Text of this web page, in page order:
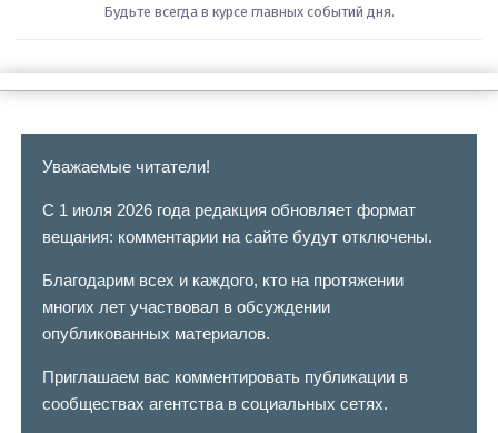
Будьте всегда в курсе главных событий дня.
Уважаемые читатели!
С 1 июля 2026 года редакция обновляет формат
вещания: комментарии на сайте будут отключены.
Благодарим всех и каждого, кто на протяжении
многих лет участвовал в обсуждении
опубликованных материалов.
Приглашаем вас комментировать публикации в
сообществах агентства в социальных сетях.